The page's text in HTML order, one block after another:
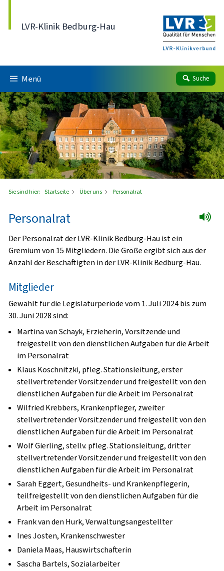
LVR-Klinik Bedburg-Hau
Menü Suche
Sie sind hier: Startseite Über uns Personalrat
Personalrat
Der Personalrat der LVR-Klinik Bedburg-Hau ist ein
Gremium von 15 Mitgliedern. Die Größe ergibt sich aus der
Anzahl der Beschäftigten in der LVR-Klinik Bedburg-Hau.
Mitglieder
Gewählt für die Legislaturperiode vom 1. Juli 2024 bis zum
30. Juni 2028 sind:
Martina van Schayk, Erzieherin, Vorsitzende und
freigestellt von den dienstlichen Aufgaben für die Arbeit
im Personalrat
Klaus Koschnitzki, pfleg. Stationsleitung, erster
stellvertretender Vorsitzender und freigestellt von den
dienstlichen Aufgaben für die Arbeit im Personalrat
Wilfried Krebbers, Krankenpfleger, zweiter
stellvertretender Vorsitzender und freigestellt von den
dienstlichen Aufgaben für die Arbeit im Personalrat
Wolf Gierling, stellv. pfleg. Stationsleitung, dritter
stellvertretender Vorsitzender und freigestellt von den
dienstlichen Aufgaben für die Arbeit im Personalrat
Sarah Eggert, Gesundheits- und Krankenpflegerin,
teilfreigestellt von den dienstlichen Aufgaben für die
Arbeit im Personalrat
Frank van den Hurk, Verwaltungsangestellter
Ines Josten, Krankenschwester
Daniela Maas, Hauswirtschafterin
Sascha Bartels, Sozialarbeiter